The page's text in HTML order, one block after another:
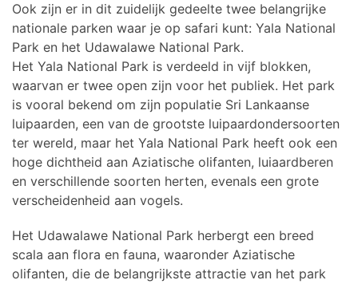
Ook zijn er in dit zuidelijk gedeelte twee belangrijke
nationale parken waar je op safari kunt: Yala National
Park en het Udawalawe National Park.
Het Yala National Park is verdeeld in vijf blokken,
waarvan er twee open zijn voor het publiek. Het park
is vooral bekend om zijn populatie Sri Lankaanse
luipaarden, een van de grootste luipaardondersoorten
ter wereld, maar het Yala National Park heeft ook een
hoge dichtheid aan Aziatische olifanten, luiaardberen
en verschillende soorten herten, evenals een grote
verscheidenheid aan vogels.
Het Udawalawe National Park herbergt een breed
scala aan flora en fauna, waaronder Aziatische
olifanten, die de belangrijkste attractie van het park